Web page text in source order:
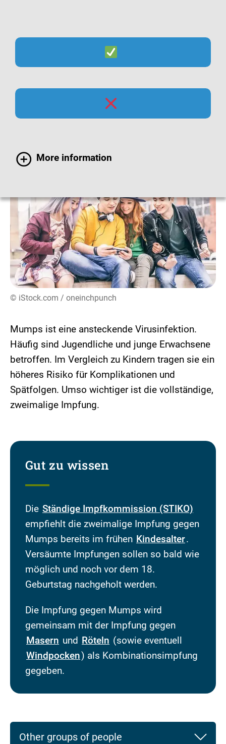
More information
Mumps-Impfung bei
Jugendlichen
© iStock.com / oneinchpunch
Mumps ist eine ansteckende Virusinfektion.
Häufig sind Jugendliche und junge Erwachsene
betroffen. Im Vergleich zu Kindern tragen sie ein
höheres Risiko für Komplikationen und
Spätfolgen. Umso wichtiger ist die vollständige,
zweimalige Impfung.
Gut zu wissen
Die Ständige Impfkommission (STIKO)
empfiehlt die zweimalige Impfung gegen
Mumps bereits im frühen Kindesalter.
Versäumte Impfungen sollen so bald wie
möglich und noch vor dem 18.
Geburtstag nachgeholt werden.
Die Impfung gegen Mumps wird
gemeinsam mit der Impfung gegen
Masern und Röteln (sowie eventuell
Windpocken) als Kombinationsimpfung
gegeben.
Other groups of people